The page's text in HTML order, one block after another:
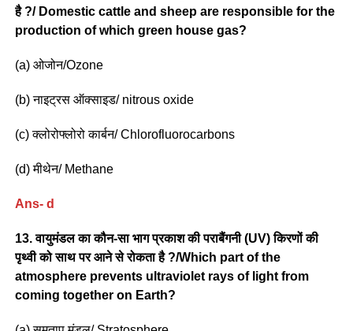
है ?/ Domestic cattle and sheep are responsible for the
production of which green house gas?
(a) ओजोन/Ozone
(b) नाइट्रस ऑक्साइड/ nitrous oxide
(c) क्लोरोफ्लोरो कार्बन/ Chlorofluorocarbons
(d) मीथेन/ Methane
Ans- d
13. वायुमंडल का कौन-सा भाग प्रकाश की पराबैंगनी (UV) किरणों की
पृथ्वी को साथ पर आने से रोकता है ?/Which part of the
atmosphere prevents ultraviolet rays of light from
coming together on Earth?